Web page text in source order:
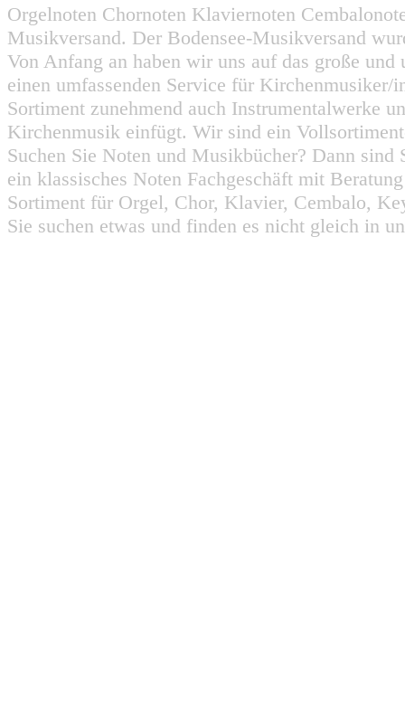
Orgelnoten Chornoten Klaviernoten
Musikversand. Der Bodensee-Musikversand
Von Anfang an haben wir uns auf das große
einen umfassenden Service für
Sortiment zunehmend auch Instrumentalwerke
Kirchenmusik einfügt. Wir sind ein
Suchen Sie Noten und Musikbücher? Dann
ein klassisches Noten Fachgeschäft mit
Sortiment für Orgel, Chor, Klavier, Cembalo,
Sie suchen etwas und finden es nicht gleich in